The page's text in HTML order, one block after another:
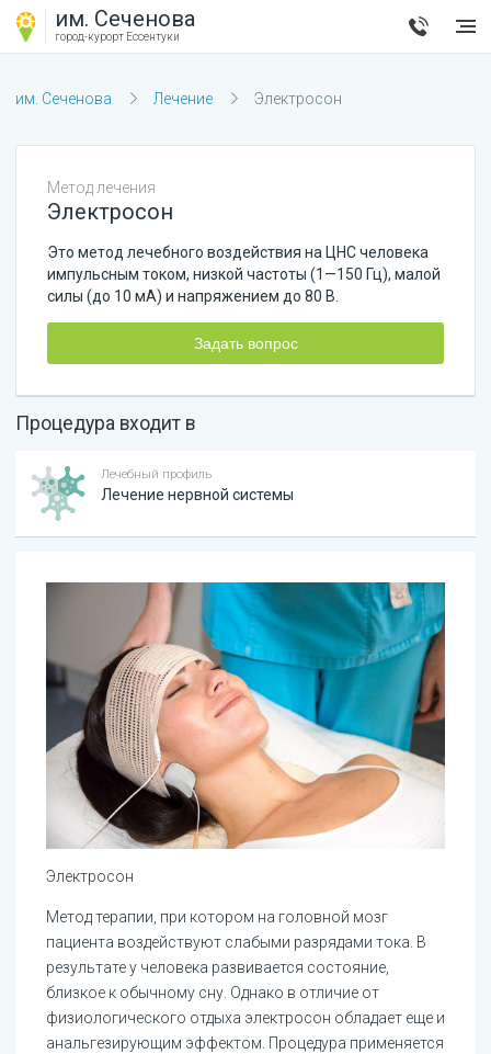
им. Сеченова
город-курорт Ессентуки
им. Сеченова Лечение Электросон
Метод лечения
Электросон
Это метод лечебного воздействия на ЦНС человека
импульсным током, низкой частоты (1—150 Гц), малой
силы (до 10 мА) и напряжением до 80 В.
Задать вопрос
Процедура входит в
Лечебный профиль
Лечение нервной системы
Электросон
Метод терапии, при котором на головной мозг
пациента воздействуют слабыми разрядами тока. В
результате у человека развивается состояние,
близкое к обычному сну. Однако в отличие от
физиологического отдыха электросон обладает еще и
анальгезирующим эффектом. Процедура применяется